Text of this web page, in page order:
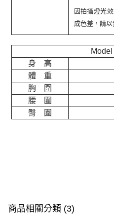
因拍攝燈光
成色差，請以
身 高
體 重
胸 圍
腰 圍
臀 圍
商品相關分類 (3)